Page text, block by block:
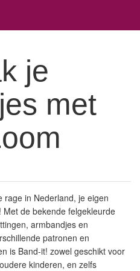
je
met
rage in Nederland, je eigen
de bekende felgekleurde
armbandjes en
patronen en
is Band-it! zowel geschikt voor
kinderen, en zelfs